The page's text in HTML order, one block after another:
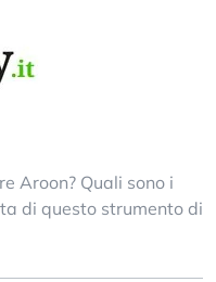
Aroon? Quali sono i
di questo strumento di